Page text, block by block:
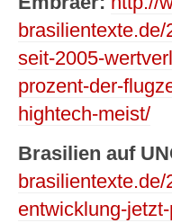
seit-2005-
prozent-der-
hightech-meist/
Brasilien auf
entwicklung-